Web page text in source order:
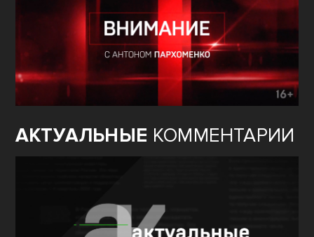
АКТУАЛЬНЫЕ КОММЕНТАРИИ